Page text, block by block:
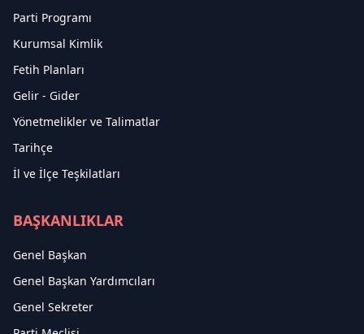
Parti Programı
Kurumsal Kimlik
Fetih Planları
Gelir - Gider
Yönetmelikler ve Talimatlar
Tarihçe
İl ve İlçe Teşkilatları
BAŞKANLIKLAR
Genel Başkan
Genel Başkan Yardımcıları
Genel Sekreter